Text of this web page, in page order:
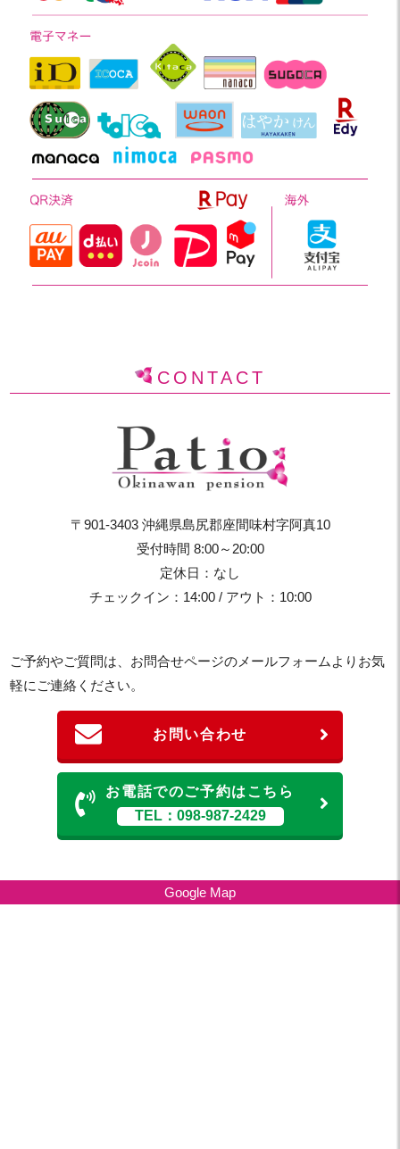
CONTACT
〒901-3403 沖縄県島尻郡座間味村字阿真10
受付時間 8:00～20:00
定休日：なし
チェックイン：14:00 / アウト：10:00
ご予約やご質問は、お問合せページのメールフォームよりお気
軽にご連絡ください。
お問い合わせ
お電話でのご予約はこちら
TEL：098-987-2429
Google Map